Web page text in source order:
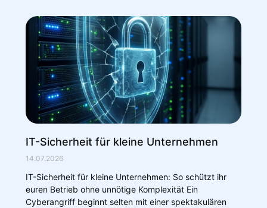
IT-Sicherheit für kleine Unternehmen
14.07.2026
IT-Sicherheit für kleine Unternehmen: So schützt ihr
euren Betrieb ohne unnötige Komplexität Ein
Cyberangriff beginnt selten mit einer spektakulären